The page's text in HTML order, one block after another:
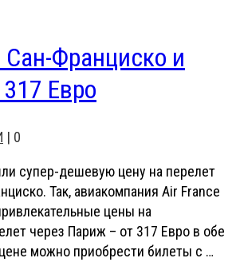
Франциско и
Евро
| 0
супер-дешевую цену на перелет
Так, авиакомпания Air France
цены на
через Париж – от 317 Евро в обе
можно приобрести билеты с …